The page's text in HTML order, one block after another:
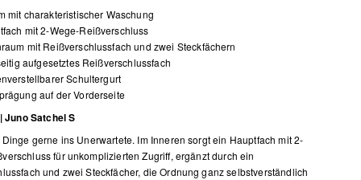
mit charakteristischer Waschung
mit 2-Wege-Reißverschluss
mit Reißverschlussfach und zwei Steckfächern
aufgesetztes Reißverschlussfach
Schultergurt
auf der Vorderseite
Juno Satchel S
gerne ins Unerwartete. Im Inneren sorgt ein Hauptfach mit 2-
für unkomplizierten Zugriff, ergänzt durch ein
und zwei Steckfächer, die Ordnung ganz selbstverständlich